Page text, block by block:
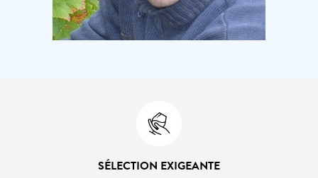
SÉLECTION EXIGEANTE